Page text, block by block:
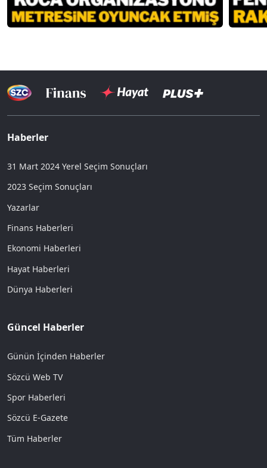
Haberler
31 Mart 2024 Yerel Seçim Sonuçları
2023 Seçim Sonuçları
Yazarlar
Finans Haberleri
Ekonomi Haberleri
Hayat Haberleri
Dünya Haberleri
Güncel Haberler
Günün İçinden Haberler
Sözcü Web TV
Spor Haberleri
Sözcü E-Gazete
Tüm Haberler